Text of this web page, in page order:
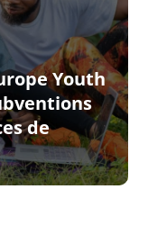
Youth
de